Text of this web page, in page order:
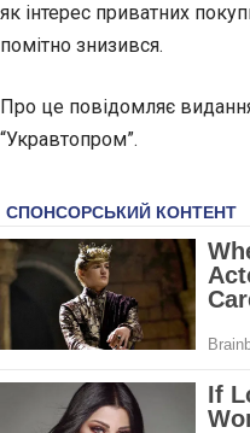
як інтерес приватних
помітно знизився.
Про це повідомляє
“Укравтопром”.